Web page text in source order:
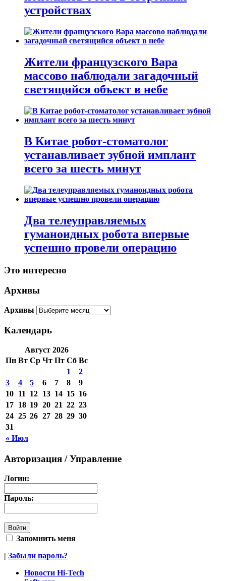
устройствах
Жители французского Вара
массово наблюдали загадочный
светящийся объект в небе
В Китае робот-стоматолог
устанавливает зубной имплант
всего за шесть минут
Два телеуправляемых
гуманоидных робота впервые
успешно провели операцию
Это интересно
Архивы
Архивы
Календарь
Август 2026
Пн Вт Ср Чт Пт Сб Вс
« Июл
1
2
3
4 5 6 7 8
9
10 11 12 13 14 15 16
17 18 19 20 21 22 23
24 25 26 27 28 29 30
31
Авторизация / Управление
Логин:
Пароль:
Запомнить меня
| Забыли пароль?
Новости Hi-Tech